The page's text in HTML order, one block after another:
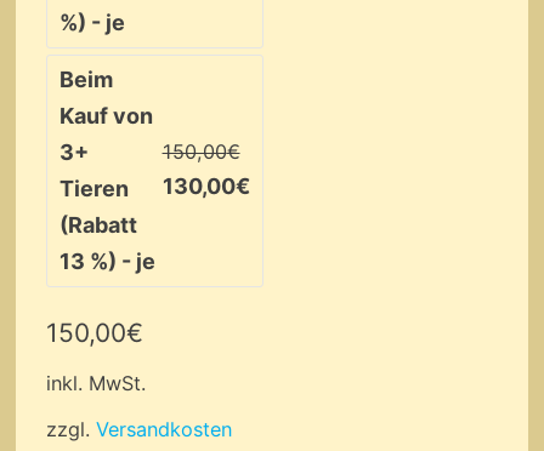
%) - je
Beim
Kauf von
3+
Tieren
(Rabatt
13 %) - je
150,00€
130,00€
150,00€
inkl. MwSt.
zzgl. Versandkosten